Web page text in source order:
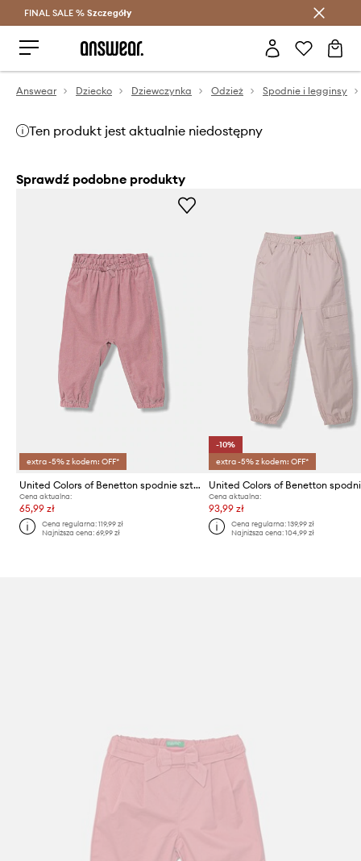
Oszczędzaj z Answear Club >
FINAL SALE % Szczegóły
Answear Dziecko Dziewczynka Odzież Spodnie i legginsy
Ten produkt jest aktualnie niedostępny
Sprawdź podobne produkty
extra -5% z kodem: OFF*
United Colors of Benetton spodnie sztruksowe niemowlęce
Cena aktualna:
65,99 zł
Cena regularna:119,99 zł
Najniższa cena:69,99 zł
-10%
extra -5% z kodem: OFF*
Cena aktualna:
93,99 zł
Cena regularna: 139,99 zł
Najniższa cena: 104,99 zł